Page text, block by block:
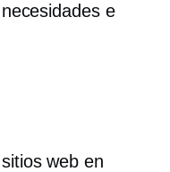
e
web en